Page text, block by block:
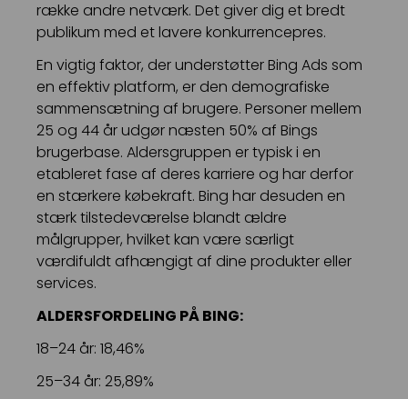
række andre netværk. Det giver dig et bredt
publikum med et lavere konkurrencepres.
En vigtig faktor, der understøtter Bing Ads som
en effektiv platform, er den demografiske
sammensætning af brugere. Personer mellem
25 og 44 år udgør næsten 50% af Bings
brugerbase. Aldersgruppen er typisk i en
etableret fase af deres karriere og har derfor
en stærkere købekraft. Bing har desuden en
stærk tilstedeværelse blandt ældre
målgrupper, hvilket kan være særligt
værdifuldt afhængigt af dine produkter eller
services.
ALDERSFORDELING PÅ BING:
18–24 år: 18,46%
25–34 år: 25,89%